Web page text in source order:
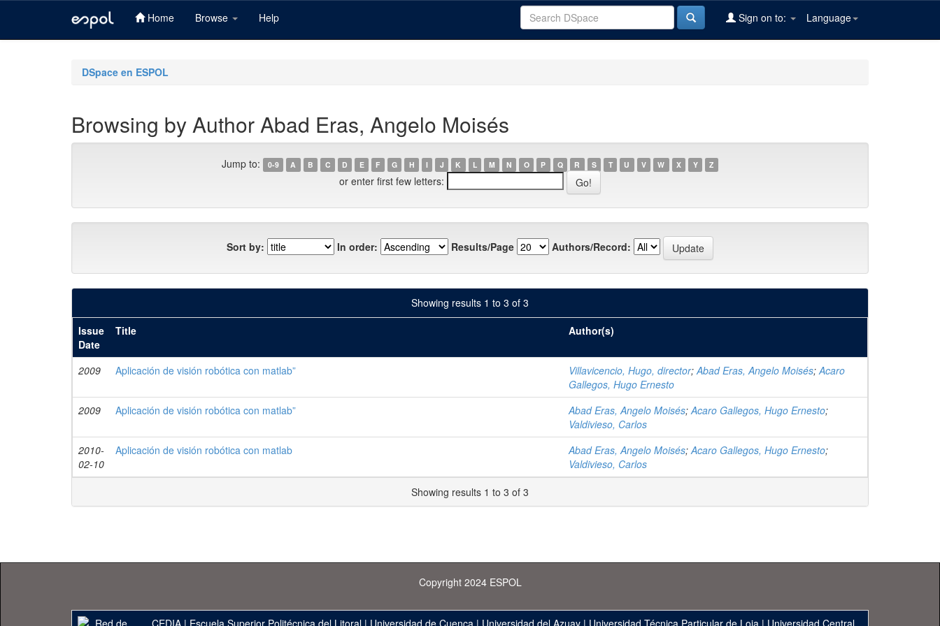
Home Browse Help Language
Sign on to:
DSpace en ESPOL
Browsing by Author Abad Eras, Angelo Moisés
Jump to: 0-9 A B C D E F G H I J K L M N O P Q R S T U V W X Y Z
or enter first few letters:
Sort by: In order: Results/Page Authors/Record:
Showing results 1 to 3 of 3
Issue
Date
Title Author(s)
2009 Aplicación de visión robótica con matlab” Villavicencio, Hugo, director;Abad Eras, Angelo Moisés;Acaro
Gallegos, Hugo Ernesto
2009
Aplicación de visión robótica con matlab” Abad Eras, Angelo Moisés;Acaro Gallegos, Hugo Ernesto;
Valdivieso, Carlos
2010-
02-10
Aplicación de visión robótica con matlab Abad Eras, Angelo Moisés;Acaro Gallegos, Hugo Ernesto;
Valdivieso, Carlos
Showing results 1 to 3 of 3
Copyright 2024 ESPOL
CEDIA | Escuela Superior Politécnica del Litoral | Universidad de Cuenca | Universidad del Azuay | Universidad Técnica Particular de Loja | Universidad Central